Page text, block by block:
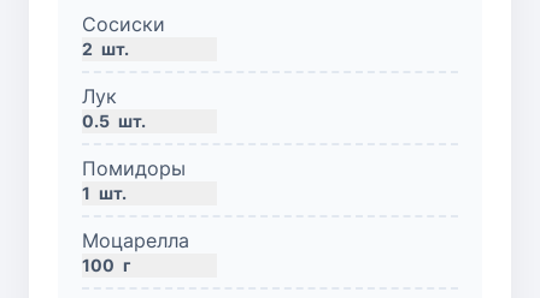
Сосиски
2 шт.
Лук
0.5 шт.
Помидоры
1 шт.
Моцарелла
100 г